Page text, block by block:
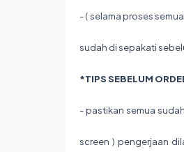
- ( selama proses
sudah di sepakati
*TIPS SEBELUM
- pastikan semua
screen ) pengerjaan